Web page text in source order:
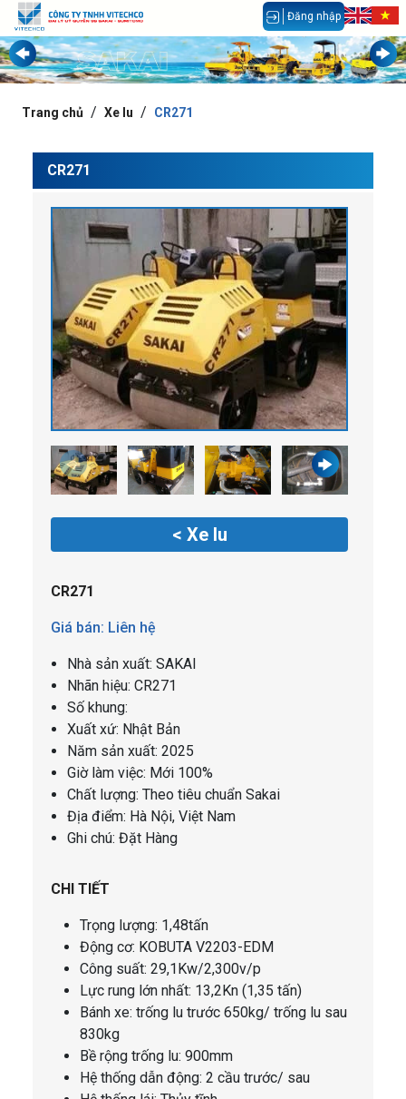
Đăng nhập
Trang chủ Xe lu CR271
CR271
< Xe lu
CR271
Giá bán: Liên hệ
Nhà sản xuất: SAKAI
Nhãn hiệu: CR271
Số khung:
Xuất xứ: Nhật Bản
Năm sản xuất: 2025
Giờ làm việc: Mới 100%
Chất lượng: Theo tiêu chuẩn Sakai
Địa điểm: Hà Nội, Việt Nam
Ghi chú: Đặt Hàng
CHI TIẾT
Trọng lượng: 1,48tấn
Động cơ: KOBUTA V2203-EDM
Công suất: 29,1Kw/2,300v/p
Lực rung lớn nhất: 13,2Kn (1,35 tấn)
Bánh xe: trống lu trước 650kg/ trống lu sau
830kg
Bề rộng trống lu: 900mm
Hệ thống dẫn động: 2 cầu trước/ sau